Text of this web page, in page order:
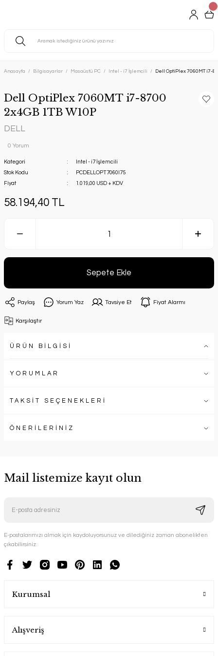
Anasayfa Bilgisayarlar Masaüstü PC Intel - i7 İşlemcili Dell OptiPlex 7060MT i7-
Dell OptiPlex 7060MT i7-8700
2x4GB 1TB W10P
DELL
0 Yorum
Kategori
Intel - i7 İşlemcili
Stok Kodu
PCDELLOPT7060I75
Fiyat
1.019,00 USD + KDV
58.194,40 TL
Sepete Ekle
Paylaş Yorum Yaz Tavsiye Et Fiyat Alarmı
Karşılaştır
ÜRÜN BİLGİSİ
YORUMLAR
TAKSİT SEÇENEKLERİ
ÖNERİLERİNİZ
Mail listemize kayıt olun
E-postalarımızı almak için kaydoluyorsunuz ve dilediğiniz zaman abonelikten
çıkabilirsiniz.
Kurumsal
Alışveriş